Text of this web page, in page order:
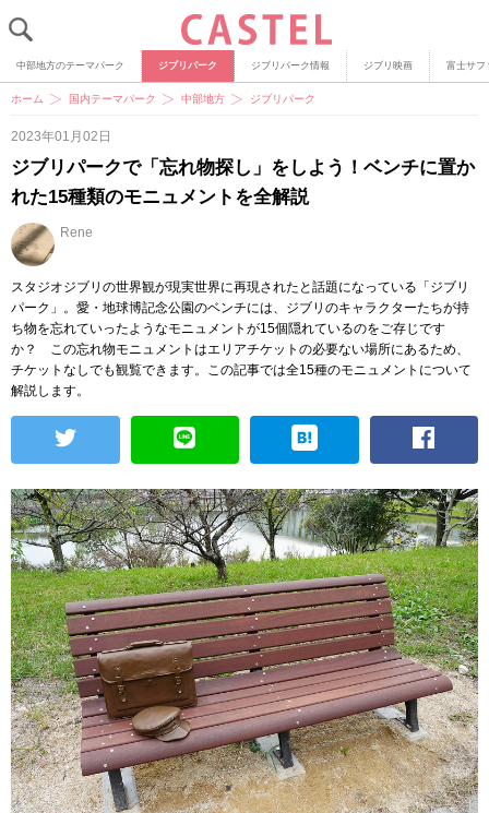
中部地方のテーマパーク ジブリパーク ジブリパーク情報 ジブリ映画 富士サフ
ホーム 国内テーマパーク 中部地方 ジブリパーク
2023年01月02日
ジブリパークで「忘れ物探し」をしよう！ベンチに置か
れた15種類のモニュメントを全解説
Rene
スタジオジブリの世界観が現実世界に再現されたと話題になっている「ジブリ
パーク」。愛・地球博記念公園のベンチには、ジブリのキャラクターたちが持
ち物を忘れていったようなモニュメントが15個隠れているのをご存じです
か？ この忘れ物モニュメントはエリアチケットの必要ない場所にあるため、
チケットなしでも観覧できます。この記事では全15種のモニュメントについて
解説します。